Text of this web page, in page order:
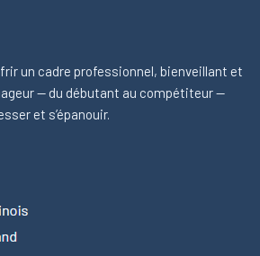
un cadre professionnel, bienveillant et
— du débutant au compétiteur —
et s’épanouir.